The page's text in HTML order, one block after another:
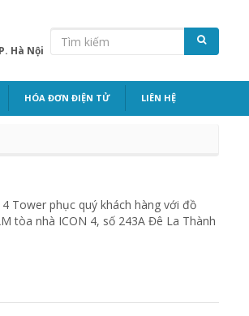
Hà Nội
HÓA ĐƠN ĐIỆN TỬ LIÊN HỆ
Tower phục quý khách hàng với đồ
tòa nhà ICON 4, số 243A Đê La Thành